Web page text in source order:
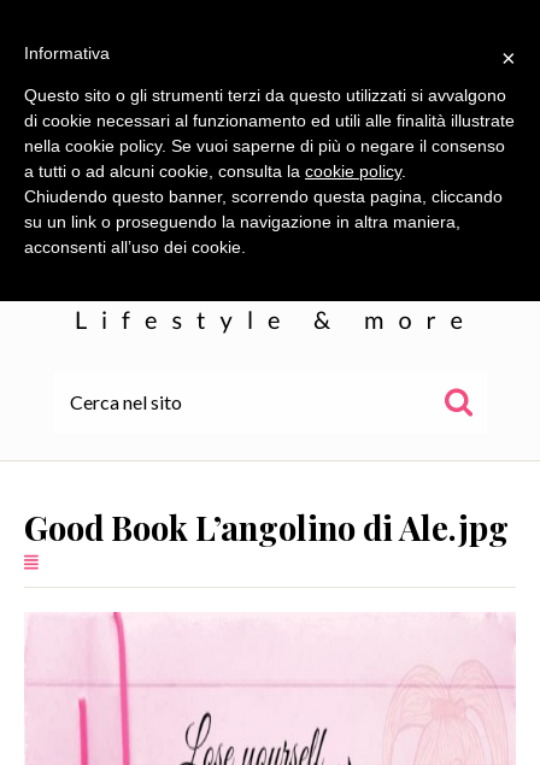
WOR(L)DS
SERVIZI
Good Book L’angolino di Ale.jpg
×
Informativa
Questo sito o gli strumenti terzi da questo utilizzati si avvalgono
di cookie necessari al funzionamento ed utili alle finalità illustrate
nella cookie policy. Se vuoi saperne di più o negare il consenso
a tutti o ad alcuni cookie, consulta la cookie policy.
Chiudendo questo banner, scorrendo questa pagina, cliccando
su un link o proseguendo la navigazione in altra maniera,
acconsenti all’uso dei cookie.